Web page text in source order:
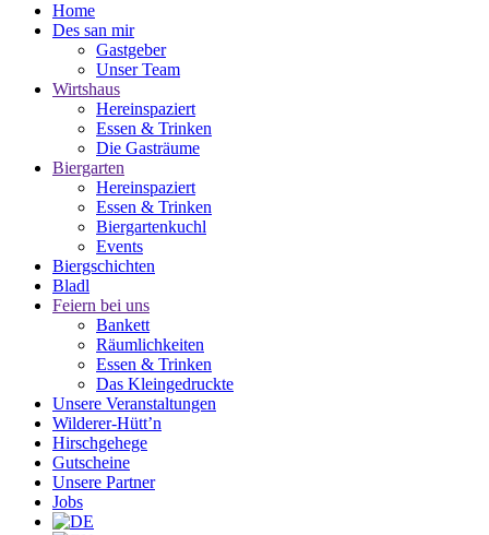
Home
Des san mir
Gastgeber
Unser Team
Wirtshaus
Hereinspaziert
Essen & Trinken
Die Gasträume
Biergarten
Hereinspaziert
Essen & Trinken
Biergartenkuchl
Events
Biergschichten
Bladl
Feiern bei uns
Bankett
Räumlichkeiten
Essen & Trinken
Das Kleingedruckte
Unsere Veranstaltungen
Wilderer-Hütt’n
Hirschgehege
Gutscheine
Unsere Partner
Jobs